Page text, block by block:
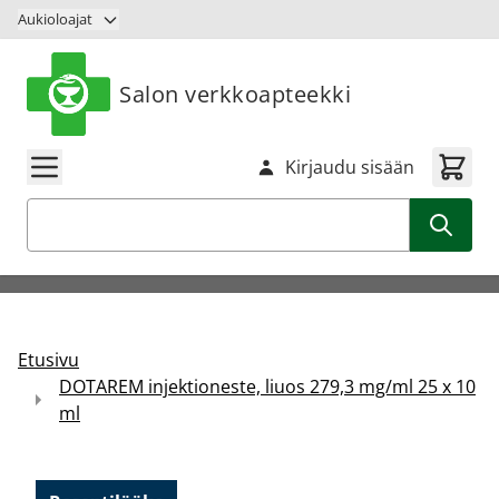
Siirry sisältöön
Aukioloajat
Salon verkkoapteekki
Kirjaudu sisään
Etusivu
DOTAREM injektioneste, liuos 279,3 mg/ml 25 x 10
ml